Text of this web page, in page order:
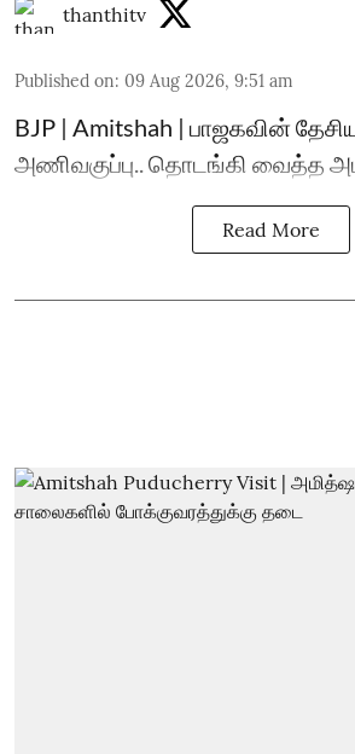
thanthitv
Published on: 09 Aug 2026, 9:51 am
BJP | Amitshah | பாஜகவின்
அணிவகுப்பு.. தொடங்கி வைத்த
Read More